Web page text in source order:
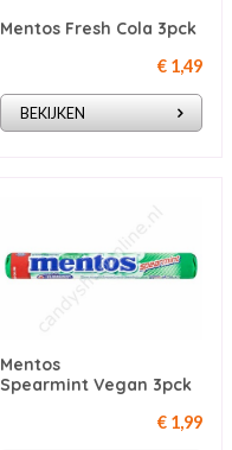
Mentos Fresh Cola 3pck
€ 1,49
BEKIJKEN
Mentos
Spearmint Vegan 3pck
€ 1,99